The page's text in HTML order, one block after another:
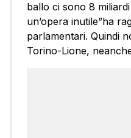
ballo ci sono 8
un’opera inutile”ha
parlamentari. Quindi
Torino-Lione,